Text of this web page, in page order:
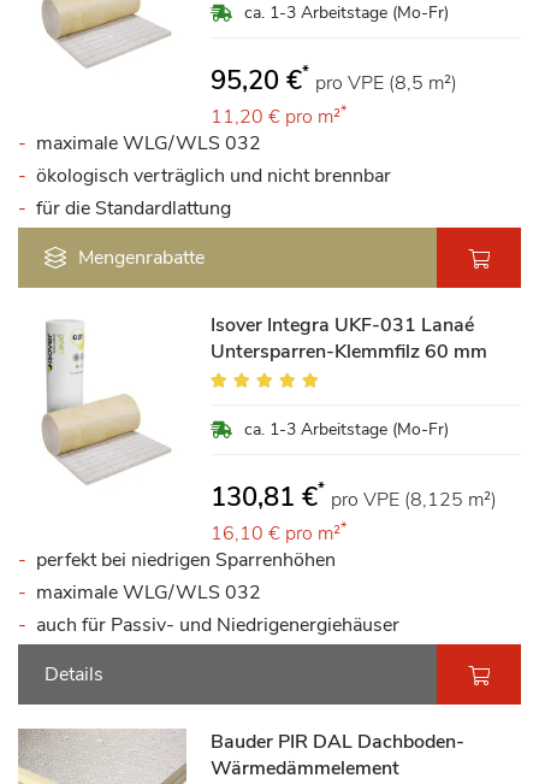
ca. 1-3 Arbeitstage (Mo-Fr)
95,20 €* pro VPE (8,5 m²)
11,20 € pro m²*
maximale WLG/WLS 032
ökologisch verträglich und nicht brennbar
für die Standardlattung
Mengenrabatte
Isover Integra UKF-031 Lanaé
Untersparren-Klemmfilz 60 mm
Bewertung:
ca. 1-3 Arbeitstage (Mo-Fr)
130,81 €* pro VPE (8,125 m²)
16,10 € pro m²*
perfekt bei niedrigen Sparrenhöhen
maximale WLG/WLS 032
auch für Passiv- und Niedrigenergiehäuser
Details
Bauder PIR DAL Dachboden-
Wärmedämmelement